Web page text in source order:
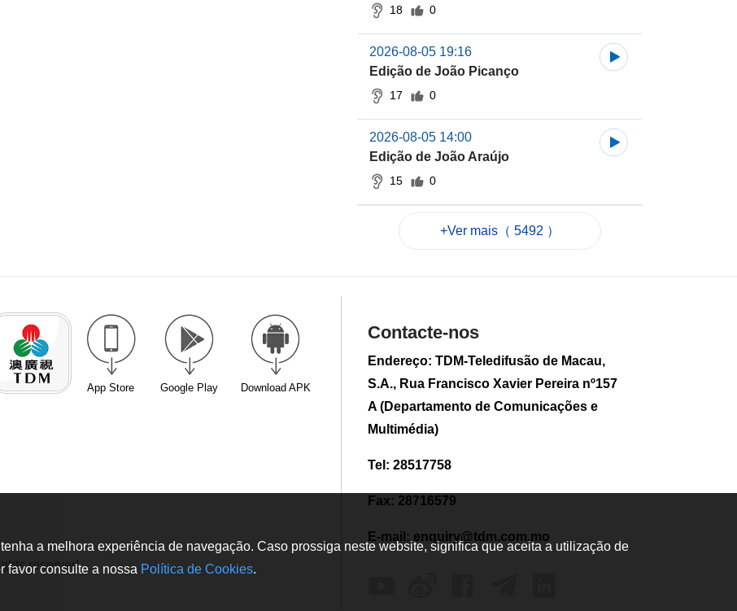
18 0
2026-08-05 19:16
Edição de João Picanço
17 0
2026-08-05 14:00
Edição de João Araújo
15 0
+Ver mais（ 5492 ）
App Store Google Play Download APK
reserved
Contacte-nos
Endereço: TDM-Teledifusão de Macau,
S.A., Rua Francisco Xavier Pereira nº157
A (Departamento de Comunicações e
Multimédia)
Tel: 28517758
Fax: 28716579
E-mail: enquiry@tdm.com.mo
a melhora experiência de navegação. Caso prossiga neste website, significa que aceita a utilização de
favor consulte a nossa Política de Cookies.